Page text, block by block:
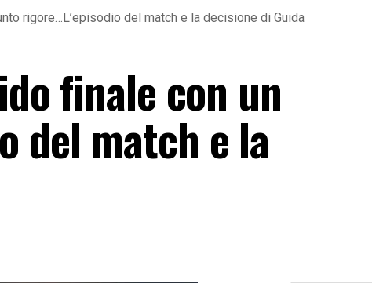
rigore…L’episodio del match e la decisione di Guida
finale con un
del match e la